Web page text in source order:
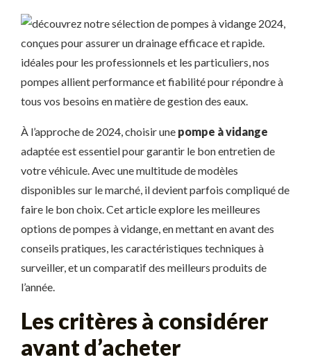
À l’approche de 2024, choisir une pompe à vidange
adaptée est essentiel pour garantir le bon entretien de
votre véhicule. Avec une multitude de modèles
disponibles sur le marché, il devient parfois compliqué de
faire le bon choix. Cet article explore les meilleures
options de pompes à vidange, en mettant en avant des
conseils pratiques, les caractéristiques techniques à
surveiller, et un comparatif des meilleurs produits de
l’année.
Les critères à considérer
avant d’acheter